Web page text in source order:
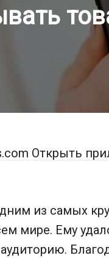
Открыть
из самых
мире. Ему